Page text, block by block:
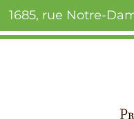
1685, rue Notre-